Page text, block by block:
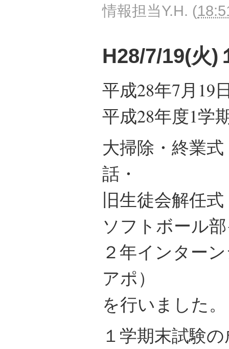
情報担当Y.H. (
H28/7/19(火)
平成28年7月19
平成28年度1学
大掃除・終業
話・
旧生徒会解任
ソフトボール
２年インター
アポ）
を行いました。
１学期末試験